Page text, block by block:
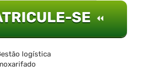
SE
logística